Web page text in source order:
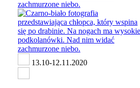
13.10-12.11.2020